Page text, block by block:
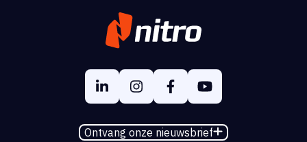
Ontvang onze nieuwsbrief